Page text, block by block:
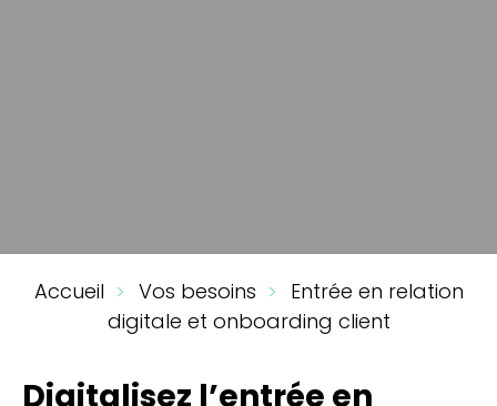
YouAccueil Vos besoins
Entrée en relation
digitale et onboarding client
Digitalisez l’entrée en